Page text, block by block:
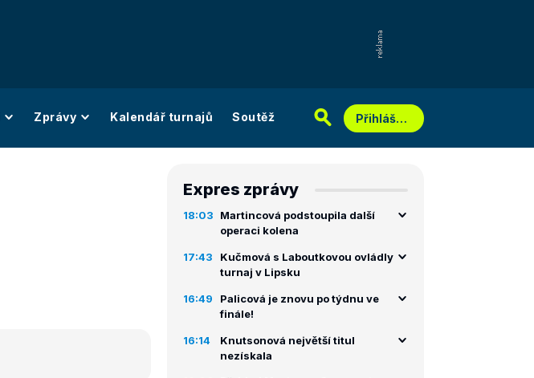
Zprávy Kalendář turnajů Soutěž Přihlášení
Expres zprávy
18:03
Martincová podstoupila další
operaci kolena
17:43
Kučmová s Laboutkovou ovládly
turnaj v Lipsku
16:49
Palicová je znovu po týdnu ve
finále!
16:14
Knutsonová největší titul
nezískala